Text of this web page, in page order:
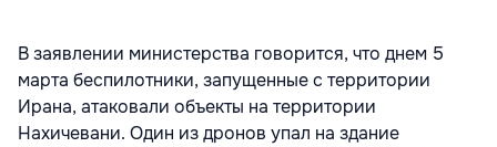
Взаявлении министерства говорится, что днем 5
марта беспилотники, запущенные с территории
Ирана, атаковали объекты на территории
Нахичевани. Один из дронов упал на здание